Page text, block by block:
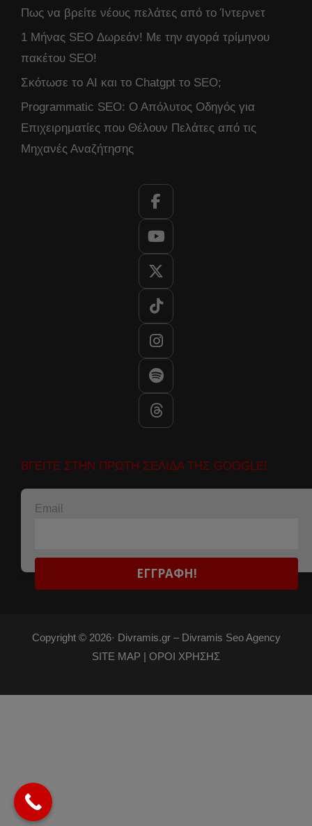
Πως να βρείτε νέους πελάτες από το Ίντερνετ
1 Μήνας SEO Δωρεάν! Με την αγορά τρίμηνου
πακέτου SEO!
Σκότωσε το AI και το Chatgpt το SEO;
Programmatic SEO: Ο Απόλυτος Οδηγός για
Επιχειρηματίες που Θέλουν Πελάτες από τις
Μηχανές Αναζήτησης
ΒΓΕΙΤΕ ΣΤΗΝ ΠΡΩΤΗ ΣΕΛΙΔΑ ΤΗΣ GOOGLE!
Email
Copyright © 2026· Divramis.gr –Divramis Seo Agency
SITE MAP | ΟΡΟΙ ΧΡΗΣΗΣ